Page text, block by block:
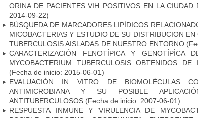
ORINA DE PACIENTES VIH POSITIVOS EN LA CIUDAD
2014-09-22)
BÚSQUEDA DE MARCADORES LIPÍDICOS
MICOBACTERIAS Y ESTUDIO DE SU DISTRIBUCION
TUBERCULOSIS AISLADAS DE NUESTRO ENTORNO
CARACTERIZACIÓN FENOTÍPICA Y GENOTÍPÌCA
MYCOBACTERIUM TUBERCULOSIS OBTENIDOS
(Fecha de inicio: 2015-06-01)
EVALUACIÓN IN VITRO DE BIOMOLÉCULAS
ANTIMICROBIANA Y SU POSIBLE
ANTITUBERCULOSOS (Fecha de inicio: 2007-06-01)
RESPUESTA INMUNE Y VIRULENCIA DE